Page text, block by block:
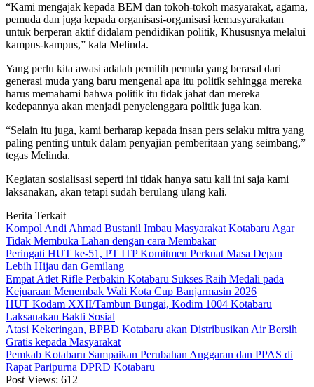
“Kami mengajak kepada BEM dan tokoh-tokoh masyarakat, agama,
pemuda dan juga kepada organisasi-organisasi kemasyarakatan
untuk berperan aktif didalam pendidikan politik, Khususnya melalui
kampus-kampus,” kata Melinda.
Yang perlu kita awasi adalah pemilih pemula yang berasal dari
generasi muda yang baru mengenal apa itu politik sehingga mereka
harus memahami bahwa politik itu tidak jahat dan mereka
kedepannya akan menjadi penyelenggara politik juga kan.
“Selain itu juga, kami berharap kepada insan pers selaku mitra yang
paling penting untuk dalam penyajian pemberitaan yang seimbang,”
tegas Melinda.
Kegiatan sosialisasi seperti ini tidak hanya satu kali ini saja kami
laksanakan, akan tetapi sudah berulang ulang kali.
Berita Terkait
Kompol Andi Ahmad Bustanil Imbau Masyarakat Kotabaru Agar
Tidak Membuka Lahan dengan cara Membakar
Peringati HUT ke-51, PT ITP Komitmen Perkuat Masa Depan
Lebih Hijau dan Gemilang
Empat Atlet Rifle Perbakin Kotabaru Sukses Raih Medali pada
Kejuaraan Menembak Wali Kota Cup Banjarmasin 2026
HUT Kodam XXII/Tambun Bungai, Kodim 1004 Kotabaru
Laksanakan Bakti Sosial
Atasi Kekeringan, BPBD Kotabaru akan Distribusikan Air Bersih
Gratis kepada Masyarakat
Pemkab Kotabaru Sampaikan Perubahan Anggaran dan PPAS di
Rapat Paripurna DPRD Kotabaru
Post Views: 612